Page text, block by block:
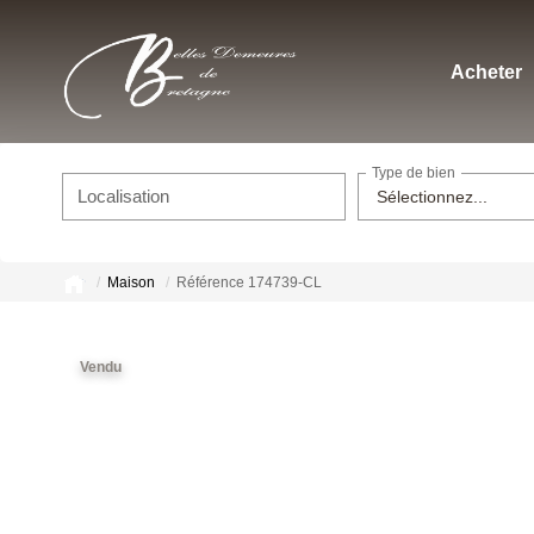
Acheter
Localisation Sélectionnez...
Type de bien
Maison Référence 174739-CL
Vendu